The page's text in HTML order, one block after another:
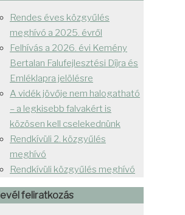
Rendes éves közgyűlés
meghívó a 2025. évről
Felhívás a 2026. évi Kemény
Bertalan Falufejlesztési Díjra és
Emléklapra jelölésre
A vidék jövője nem halogatható
– a legkisebb falvakért is
közösen kell cselekednünk
Rendkívüli 2. közgyűlés
meghívó
Rendkívüli közgyűlés meghívó
feliratkozás